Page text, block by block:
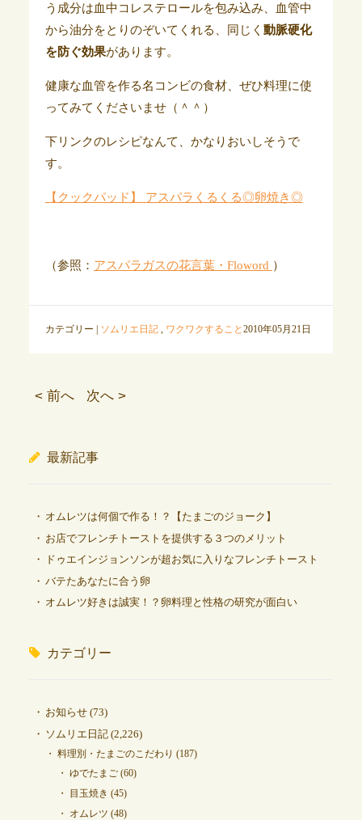
う成分は血中コレステロールを包み込み、血管中
から油分をとりのぞいてくれる、同じく 動脈硬化
を防ぐ効果があります。
健康な血管を作る名コンビの食材、ぜひ料理に使
ってみてくださいませ（＾＾）
下リンクのレシピなんて、かなりおいしそうで
す。
【クックパッド】 アスパラくるくる◎卵焼き◎
（参照： アスパラガスの花言葉・Floword ）
カテゴリー | ソムリエ日記, ワクワクすること 2010年05月21日
< 前へ 次へ >
最新記事
オムレツは何個で作る！？【たまごのジョーク】
お店でフレンチトーストを提供する３つのメリット
ドゥエインジョンソンが超お気に入りなフレンチトースト
バテたあなたに合う卵
オムレツ好きは誠実！？卵料理と性格の研究が面白い
カテゴリー
お知らせ(73)
ソムリエ日記(2,226)
料理別・たまごのこだわり (187)
ゆでたまご(60)
目玉焼き (45)
オムレツ (48)